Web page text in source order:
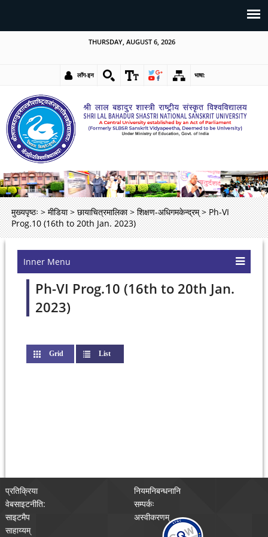
THURSDAY, AUGUST 6, 2026
लॉग-इन भाषा:
मुख्यपृष्ठः > मीडिया > छायाचित्रमालिका > शिक्षण-अधिगमकेन्द्रम् > Ph-VI
Prog.10 (16th to 20th Jan. 2023)
Inner Menu
Ph-VI Prog.10 (16th to 20th Jan.
2023)
Grid List(active tab)
प्रतिक्रिया
नियमनिबन्धनानि
वेबसाइटनीति:
सम्पर्कः
साइटमैप
अस्वीकरणम्
साहाय्यम्